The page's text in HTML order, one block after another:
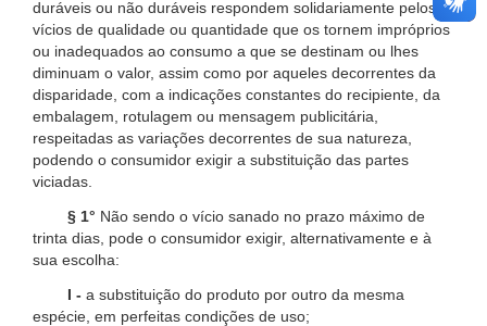
duráveis ou não duráveis respondem solidariamente pelos
vícios de qualidade ou quantidade que os tornem impróprios
ou inadequados ao consumo a que se destinam ou lhes
diminuam o valor, assim como por aqueles decorrentes da
disparidade, com a indicações constantes do recipiente, da
embalagem, rotulagem ou mensagem publicitária,
respeitadas as variações decorrentes de sua natureza,
podendo o consumidor exigir a substituição das partes
viciadas.
§ 1° Não sendo o vício sanado no prazo máximo de
trinta dias, pode o consumidor exigir, alternativamente e à
sua escolha:
I - a substituição do produto por outro da mesma
espécie, em perfeitas condições de uso;